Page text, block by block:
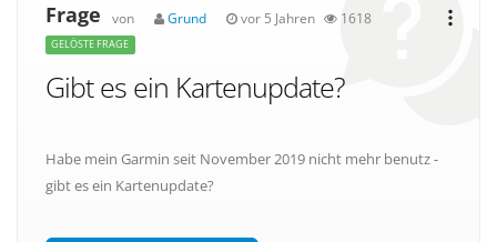
Frage von Grund vor 5 Jahren 1618
GELÖSTE FRAGE
Gibt es ein Kartenupdate?
Habe mein Garmin seit November 2019 nicht mehr benutz -
gibt es ein Kartenupdate?